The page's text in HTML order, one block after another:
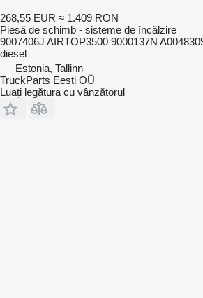
268,55 EUR ≈ 1.409 RON
Piesă de schimb - sisteme de încălzire
9007406J AIRTOP3500 9000137N
diesel
Estonia, Tallinn
TruckParts Eesti OÜ
Luați legătura cu vânzătorul